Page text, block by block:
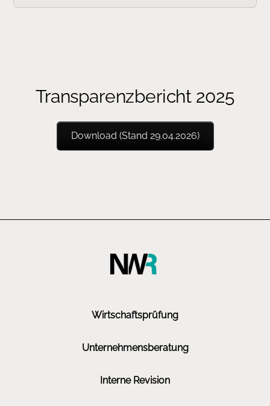
Transparenzbericht 2025
Download (Stand 29.04.2026)
Wirtschaftsprüfung
Unternehmensberatung
Interne Revision